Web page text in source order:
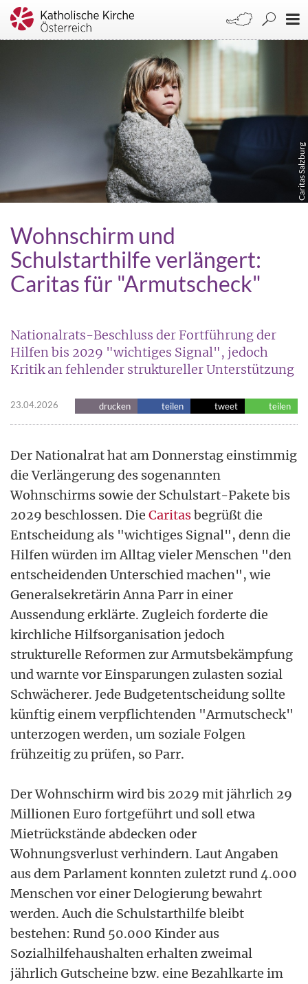
Caritas Salzburg
Wohnschirm und
Schulstarthilfe verlängert:
Caritas für "Armutscheck"
Nationalrats-Beschluss der Fortführung der
Hilfen bis 2029 "wichtiges Signal", jedoch
Kritik an fehlender struktureller Unterstützung
23.04.2026 drucken teilen tweet teilen
Der Nationalrat hat am Donnerstag einstimmig
die Verlängerung des sogenannten
Wohnschirms sowie der Schulstart-Pakete bis
2029 beschlossen. Die Caritasbegrüßt die
Entscheidung als "wichtiges Signal", denn die
Hilfen würden im Alltag vieler Menschen "den
entscheidenden Unterschied machen", wie
Generalsekretärin Anna Parr in einer
Aussendung erklärte. Zugleich forderte die
kirchliche Hilfsorganisation jedoch
strukturelle Reformen zur Armutsbekämpfung
und warnte vor Einsparungen zulasten sozial
Schwächerer. Jede Budgetentscheidung sollte
künftig einem verpflichtenden "Armutscheck"
unterzogen werden, um soziale Folgen
frühzeitig zu prüfen, so Parr.
Der Wohnschirm wird bis 2029 mit jährlich 29
Millionen Euro fortgeführt und soll etwa
Mietrückstände abdecken oder
Wohnungsverlust verhindern. Laut Angaben
aus dem Parlament konnten zuletzt rund 4.000
Menschen vor einer Delogierung bewahrt
werden. Auch die Schulstarthilfe bleibt
bestehen: Rund 50.000 Kinder aus
Sozialhilfehaushalten erhalten zweimal
jährlich Gutscheine bzw. eine Bezahlkarte im